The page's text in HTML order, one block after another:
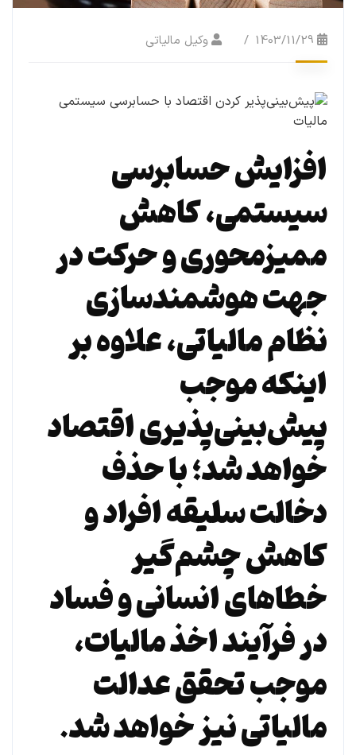
1403/11/29 وکیل مالیاتی
افزایش حسابرسی
سیستمی، کاهش
ممیزمحوری و حرکت در
جهت هوشمندسازی
نظام مالیاتی، علاوه بر
اینکه موجب
پیش‌بینی‌پذیری اقتصاد
خواهد شد؛ با حذف
دخالت سلیقه افراد و
کاهش چشم‌گیر
خطاهای انسانی و فساد
در فرآیند اخذ مالیات،
موجب تحقق عدالت
مالیاتی نیز خواهد شد.